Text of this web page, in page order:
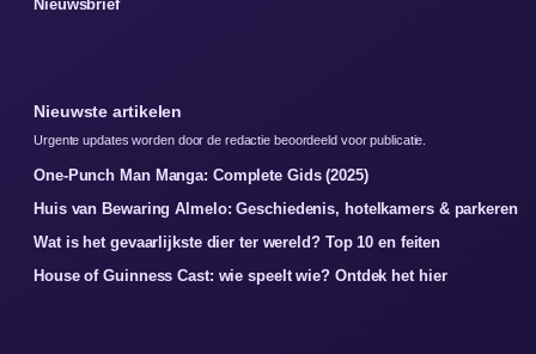
Nieuwsbrief
Nieuwste artikelen
Urgente updates worden door de redactie beoordeeld voor publicatie.
One-Punch Man Manga: Complete Gids (2025)
Huis van Bewaring Almelo: Geschiedenis, hotelkamers & parkeren
Wat is het gevaarlijkste dier ter wereld? Top 10 en feiten
House of Guinness Cast: wie speelt wie? Ontdek het hier